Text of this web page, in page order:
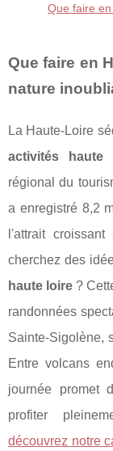
Que faire
Que faire en
nature
La Haute-Loire
activités haute
régional du
a enregistré 8,2
l'attrait
cherchez des
haute loire ?
randonnées
Sainte-Sigolène,
Entre volcans
journée promet
profiter
découvrez notre